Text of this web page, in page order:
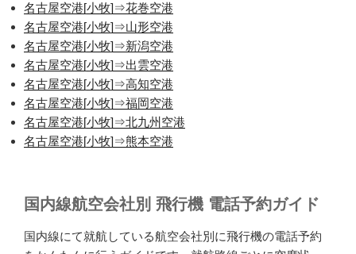
名古屋空港[小牧]⇒花巻空港
名古屋空港[小牧]⇒山形空港
名古屋空港[小牧]⇒新潟空港
名古屋空港[小牧]⇒出雲空港
名古屋空港[小牧]⇒高知空港
名古屋空港[小牧]⇒福岡空港
名古屋空港[小牧]⇒北九州空港
名古屋空港[小牧]⇒熊本空港
国内線航空会社別 飛行機 電話予約ガイド
国内線にて就航している航空会社別に飛行機の電話予約